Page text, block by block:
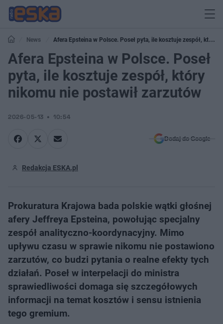
News
Afera Epsteina w Polsce. Poseł pyta, ile kosztuje zespół, który
nikomu nie postawił zarzutów
Afera Epsteina w Polsce. Poseł
pyta, ile kosztuje zespół, który
nikomu nie postawił zarzutów
2026-05-13 10:54
Dodaj do Google
Redakcja ESKA.pl
Prokuratura Krajowa bada polskie wątki głośnej
afery Jeffreya Epsteina, powołując specjalny
zespół analityczno-koordynacyjny. Mimo
upływu czasu w sprawie nikomu nie postawiono
zarzutów, co budzi pytania o realne efekty tych
działań. Poseł w interpelacji do ministra
sprawiedliwości domaga się szczegółowych
informacji na temat kosztów i sensu istnienia
tego gremium.